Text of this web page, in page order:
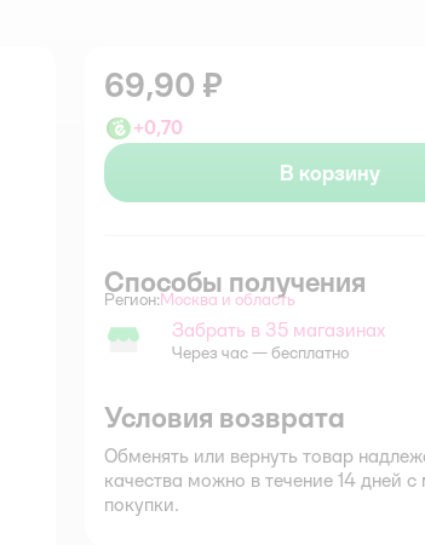
69,90 ₽
+0,70
В корзину
Способы получения
Регион: Выбор адреса доставки.
Москва и область
Забрать в магазине
Забрать в 35 магазинах
Через час — бесплатно
Условия возврата
Обменять или вернуть товар
качества можно в течение 14 дней
покупки.